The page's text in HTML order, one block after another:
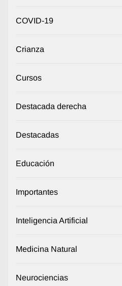
COVID-19
Crianza
Cursos
Destacada derecha
Destacadas
Educación
Importantes
Inteligencia Artificial
Medicina Natural
Neurociencias